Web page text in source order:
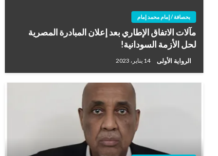
بحصافة / إمام محمد إمام
مآلات الاتفاق الإطاري بعد إعلان المبادرة المصرية
لحل الأزمة السودانية!
الرواية الأولى 14 يناير، 2023